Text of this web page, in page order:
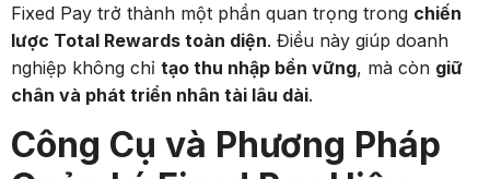
Fixed Pay trở thành một phần quan trọng trong chiến
lược Total Rewards toàn diện. Điều này giúp doanh
nghiệp không chỉ tạo thu nhập bền vững, mà còn giữ
chân và phát triển nhân tài lâu dài.
Công Cụ và Phương Pháp